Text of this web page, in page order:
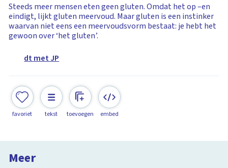
Steeds meer mensen eten geen gluten. Omdat het op –en
eindigt, lijkt gluten meervoud. Maar gluten is een instinker
waarvan niet eens een meervoudsvorm bestaat: je hebt het
gewoon over ‘het gluten’.
dt met JP
favoriet tekst toevoegen embed
Meer